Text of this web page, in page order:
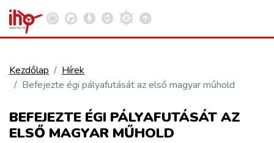
VASÚT
KÖZÚT
Kosár megtekintése
Kezdőlap
Hírek
Befejezte égi pályafutását az első magyar műhold
BEFEJEZTE ÉGI PÁLYAFUTÁSÁT AZ
ELSŐ MAGYAR MŰHOLD